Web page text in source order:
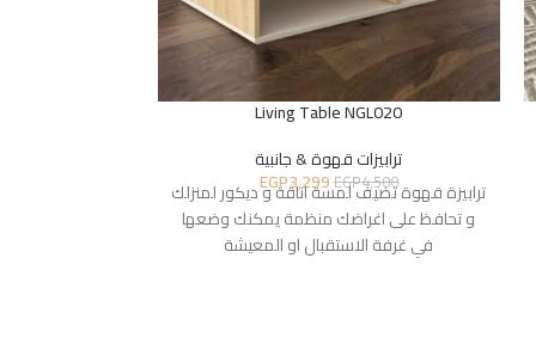
Living Table NGL020
ترابيزات قهوة & جانبية
EGP4,500
EGP3,299
ترابيزة قهوة تضيف لمسة اناقة و ديكور لمنزلك
و تحافظ على اغراضك منظمة يمكنك وضعها
في غرفة الاستقبال او المعيشة